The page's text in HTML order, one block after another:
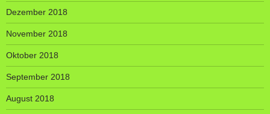
Dezember 2018
November 2018
Oktober 2018
September 2018
August 2018